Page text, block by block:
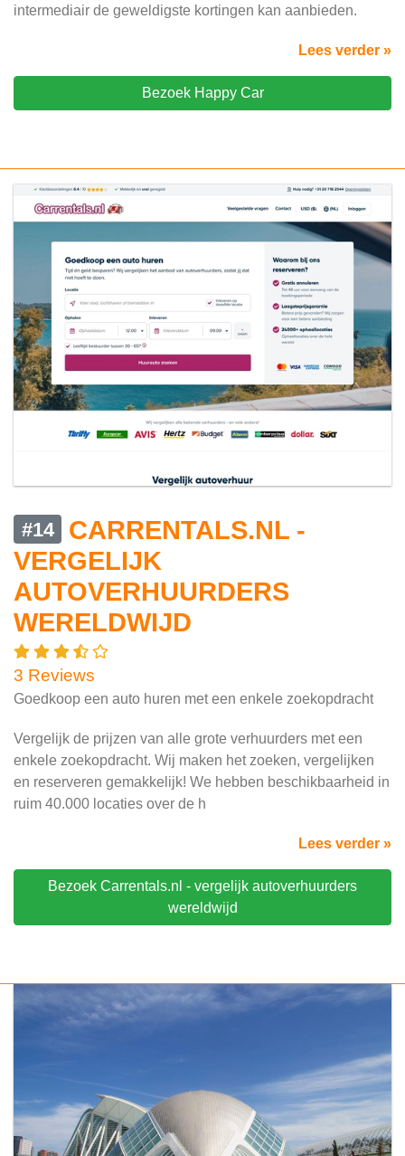
intermediair de geweldigste kortingen kan aanbieden.
Lees verder »
Bezoek Happy Car
#14
CARRENTALS.NL -
VERGELIJK
AUTOVERHUURDERS
WERELDWIJD
3 Reviews
Goedkoop een auto huren met een enkele zoekopdracht
Vergelijk de prijzen van alle grote verhuurders met een
enkele zoekopdracht. Wij maken het zoeken, vergelijken
en reserveren gemakkelijk! We hebben beschikbaarheid in
ruim 40.000 locaties over de h
Lees verder »
Bezoek Carrentals.nl - vergelijk autoverhuurders
wereldwijd